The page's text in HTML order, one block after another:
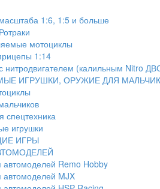
1:6, 1:5 и больше
мотоциклы
1:14
нитродвигателем (калильным Nitro
ИГРУШКИ, ОРУЖИЕ ДЛЯ
спецтехника
игрушки
ИГРЫ
автомоделей Remo Hobby
автомоделей MJX